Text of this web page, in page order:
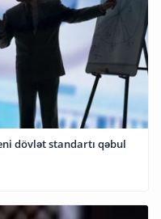
dövlət standartı qəbul